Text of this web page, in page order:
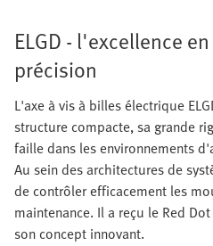
ELGD - l'excellence
précision
L'axe à vis à billes électrique
structure compacte, sa grande
faille dans les environnements
Au sein des architectures de
de contrôler efficacement les
maintenance. Il a reçu le Red
son concept innovant.